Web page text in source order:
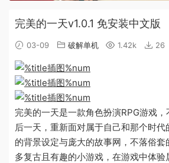
完美的一天v1.0.1 免安装中文版
03-09 破解单机 1.42k 26
完美的一天是一款角色扮演RPG游戏
后一天，重新面对属于自己和那个时
的背景设定与庞大的故事网，不落俗
多复古且有趣的小游戏，在游戏中体